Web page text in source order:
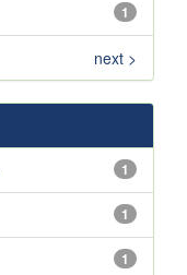
1
next >
1
1
1